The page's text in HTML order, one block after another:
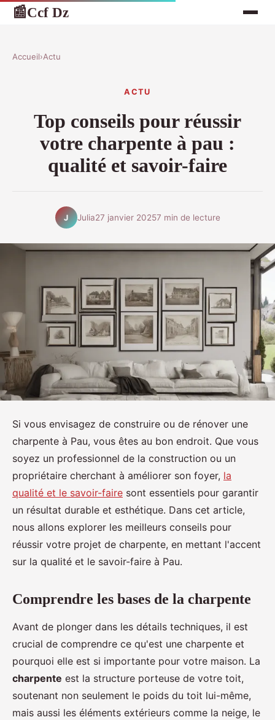
📰Ccf Dz
Accueil›Actu
ACTU
Top conseils pour réussir
votre charpente à pau :
qualité et savoir-faire
J Julia27 janvier 20257 min de lecture
Si vous envisagez de construire ou de rénover une
charpente à Pau, vous êtes au bon endroit. Que vous
soyez un professionnel de la construction ou un
propriétaire cherchant à améliorer son foyer, la
qualité et le savoir-faire sont essentiels pour garantir
un résultat durable et esthétique. Dans cet article,
nous allons explorer les meilleurs conseils pour
réussir votre projet de charpente, en mettant l'accent
sur la qualité et le savoir-faire à Pau.
Comprendre les bases de la charpente
Avant de plonger dans les détails techniques, il est
crucial de comprendre ce qu'est une charpente et
pourquoi elle est si importante pour votre maison. La
charpente est la structure porteuse de votre toit,
soutenant non seulement le poids du toit lui-même,
mais aussi les éléments extérieurs comme la neige, le